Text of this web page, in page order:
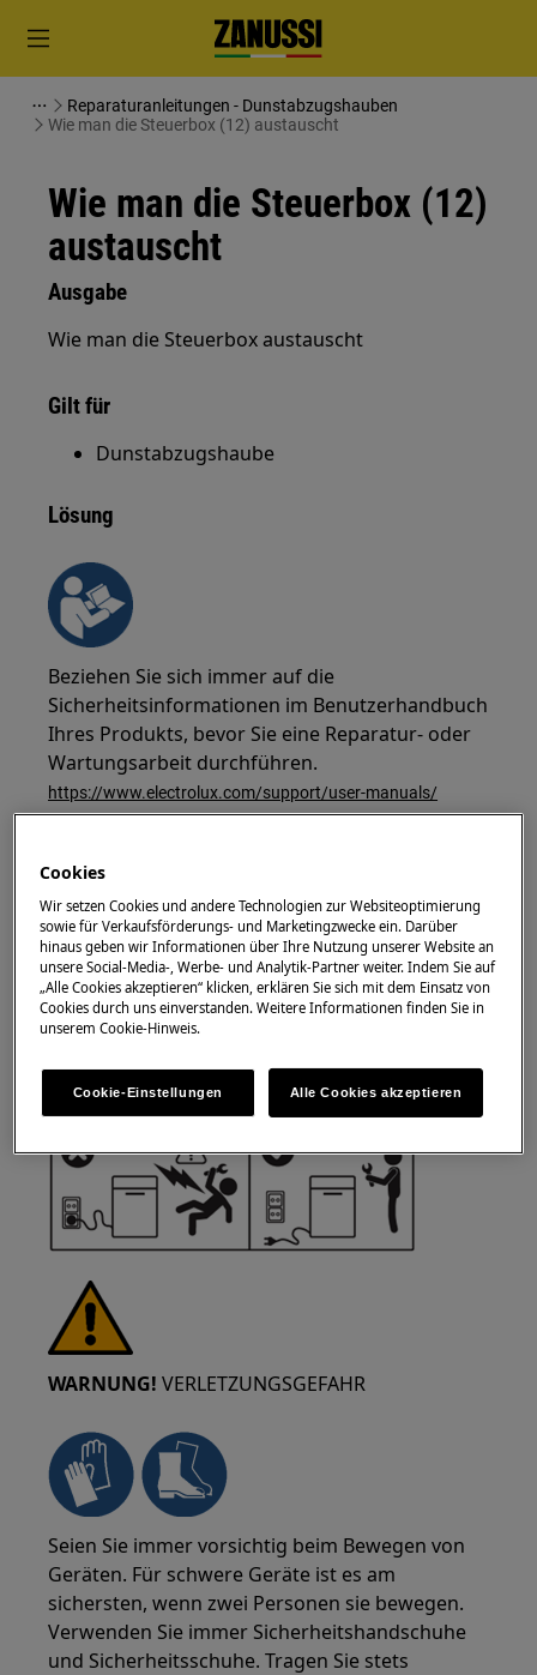
Reparaturanleitungen - Dunstabzugshauben
Wie man die Steuerbox (12) austauscht
Wie man die Steuerbox (12)
austauscht
Ausgabe
Wie man die Steuerbox austauscht
Gilt für
Dunstabzugshaube
Lösung
Beziehen Sie sich immer auf die
Sicherheitsinformationen im Benutzerhandbuch
Ihres Produkts, bevor Sie eine Reparatur- oder
Wartungsarbeit durchführen.
https://www.electrolux.com/support/user-manuals/
WARNUNG!GEFAHR EINES ELEKTRISCHEN
SCHLAGS
Vor jeder Reparatur- oder Wartungsarbeit
Netzstecker aus der Steckdose.
WARNUNG! VERLETZUNGSGEFAHR
Seien Sie immer vorsichtig beim Bewegen von
Geräten. Für schwere Geräte ist es am
sichersten, wenn zwei Personen sie bewegen.
Verwenden Sie immer Sicherheitshandschuhe
und Sicherheitsschuhe. Tragen Sie stets
Cookies
Wir setzen Cookies und andere Technologien zur Websiteoptimierung
sowie für Verkaufsförderungs- und Marketingzwecke ein. Darüber
hinaus geben wir Informationen über Ihre Nutzung unserer Website an
unsere Social-Media-, Werbe- und Analytik-Partner weiter. Indem Sie auf
„Alle Cookies akzeptieren“ klicken, erklären Sie sich mit dem Einsatz von
Cookies durch uns einverstanden. Weitere Informationen finden Sie in
unserem Cookie-Hinweis.
Cookie-Einstellungen Alle Cookies akzeptieren